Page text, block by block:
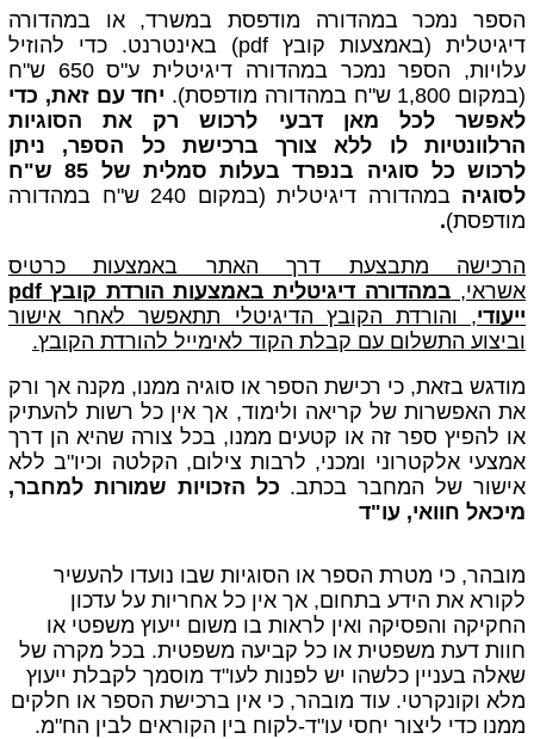
הספר נמכר במהדורה מודפסת במשרד, או במהדורה
דיגיטלית (באמצעות קובץ pdf)
באינטרנט. כדי להוזיל
עלויות, הספר נמכר במהדורה דיגיטלית ע"ס 650 ש"ח
(במקום 1,800 ש"ח במהדורה מודפסת).
יחד עם זאת, כדי
לאפשר לכל מאן דבעי לרכוש רק את הסוגיות
הרלוונטיות לו ללא צורך ברכישת כל הספר, ניתן
לרכוש
כל סוגיה בנפרד בעלות סמלית של 85 ש"ח
לסוגיהבמהדורה דיגיטלית
(במקום 240 ש"ח במהדורה
מודפסת).
הרכישה מתבצעת דרך האתר באמצעות כרטיס
אשראי,
במהדורה דיגיטלית באמצעות הורדת קובץ pdf
ייעודי, והורדת הקובץ הדיגיטלי תתאפשר לאחר אישור
וביצוע התשלום עם קבלת הקוד לאימייל להורדת הקובץ.
מודגש בזאת, כי רכישת הספר או סוגיה ממנו, מקנה אך ורק
את האפשרות של קריאה ולימוד, אך אין כל רשות להעתיק
או להפיץ ספר זה או קטעים ממנו, בכל צורה שהיא הן דרך
אמצעי אלקטרוני ומכני, לרבות צילום, הקלטה וכיו"ב ללא
אישור של המחבר בכתב. כל הזכויות שמורות למחבר,
מיכאל חוואי, עו"ד
מובהר, כי מטרת הספר או הסוגיות שבו נועדו להעשיר
לקורא את הידע בתחום, אך אין כל אחריות על עדכון
החקיקה והפסיקה ואין לראות בו משום ייעוץ משפטי או
חוות דעת משפטית או כל קביעה משפטית. בכל מקרה של
שאלה בעניין כלשהו יש לפנות לעו"ד מוסמך לקבלת ייעוץ
מלא וקונקרטי. עוד מובהר, כי אין ברכישת הספר או חלקים
ממנו כדי ליצור יחסי עו"ד-לקוח בין הקוראים לבין הח"מ.